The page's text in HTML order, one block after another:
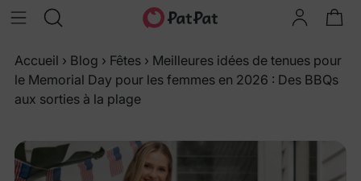
Accueil › Blog › Fêtes › Meilleures idées de tenues pour
le Memorial Day pour les femmes en 2026 : Des BBQs
aux sorties à la plage